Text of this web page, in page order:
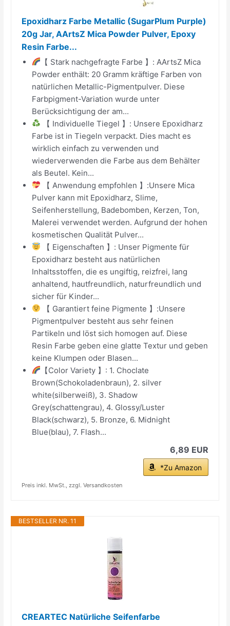
Epoxidharz Farbe Metallic (SugarPlum Purple)
20g Jar, AArtsZ Mica Powder Pulver, Epoxy
Resin Farbe...
【 Stark nachgefragte Farbe 】: AArtsZ Mica
Powder enthält: 20 Gramm kräftige Farben von
natürlichen Metallic-Pigmentpulver. Diese
Farbpigment-Variation wurde unter
Berücksichtigung der am...
【 Individuelle Tiegel 】: Unsere Epoxidharz
Farbe ist in Tiegeln verpackt. Dies macht es
wirklich einfach zu verwenden und
wiederverwenden die Farbe aus dem Behälter
als Beutel. Kein...
【 Anwendung empfohlen 】:Unsere Mica
Pulver kann mit Epoxidharz, Slime,
Seifenherstellung, Badebomben, Kerzen, Ton,
Malerei verwendet werden. Aufgrund der hohen
kosmetischen Qualität Pulver...
【 Eigenschaften 】: Unser Pigmente für
Epoxidharz besteht aus natürlichen
Inhaltsstoffen, die es ungiftig, reizfrei, lang
anhaltend, hautfreundlich, naturfreundlich und
sicher für Kinder...
【 Garantiert feine Pigmente 】:Unsere
Pigmentpulver besteht aus sehr feinen
Partikeln und löst sich homogen auf. Diese
Resin Farbe geben eine glatte Textur und geben
keine Klumpen oder Blasen...
【Color Variety 】: 1. Choclate
Brown(Schokoladenbraun), 2. silver
white(silberweiß), 3. Shadow
Grey(schattengrau), 4. Glossy/Luster
Black(schwarz), 5. Bronze, 6. Midnight
Blue(blau), 7. Flash...
6,89 EUR
*Zu Amazon
Preis inkl. MwSt., zzgl. Versandkosten
BESTSELLER NR. 11
CREARTEC Natürliche Seifenfarbe